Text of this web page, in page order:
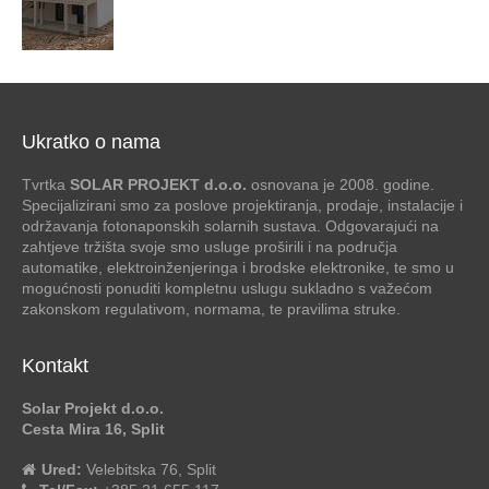
Ukratko o nama
Tvrtka SOLAR PROJEKT d.o.o. osnovana je 2008. godine.
Specijalizirani smo za poslove projektiranja, prodaje, instalacije i
održavanja fotonaponskih solarnih sustava. Odgovarajući na
zahtjeve tržišta svoje smo usluge proširili i na područja
automatike, elektroinženjeringa i brodske elektronike, te smo u
mogućnosti ponuditi kompletnu uslugu sukladno s važećom
zakonskom regulativom, normama, te pravilima struke.
Kontakt
Solar Projekt d.o.o.
Cesta Mira 16, Split
Ured: Velebitska 76, Split